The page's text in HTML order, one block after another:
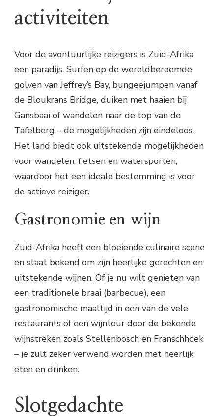
activiteiten
Voor de avontuurlijke reizigers is Zuid-Afrika
een paradijs. Surfen op de wereldberoemde
golven van Jeffrey’s Bay, bungeejumpen vanaf
de Bloukrans Bridge, duiken met haaien bij
Gansbaai of wandelen naar de top van de
Tafelberg – de mogelijkheden zijn eindeloos.
Het land biedt ook uitstekende mogelijkheden
voor wandelen, fietsen en watersporten,
waardoor het een ideale bestemming is voor
de actieve reiziger.
Gastronomie en wijn
Zuid-Afrika heeft een bloeiende culinaire scene
en staat bekend om zijn heerlijke gerechten en
uitstekende wijnen. Of je nu wilt genieten van
een traditionele braai (barbecue), een
gastronomische maaltijd in een van de vele
restaurants of een wijntour door de bekende
wijnstreken zoals Stellenbosch en Franschhoek
– je zult zeker verwend worden met heerlijk
eten en drinken.
Slotgedachte